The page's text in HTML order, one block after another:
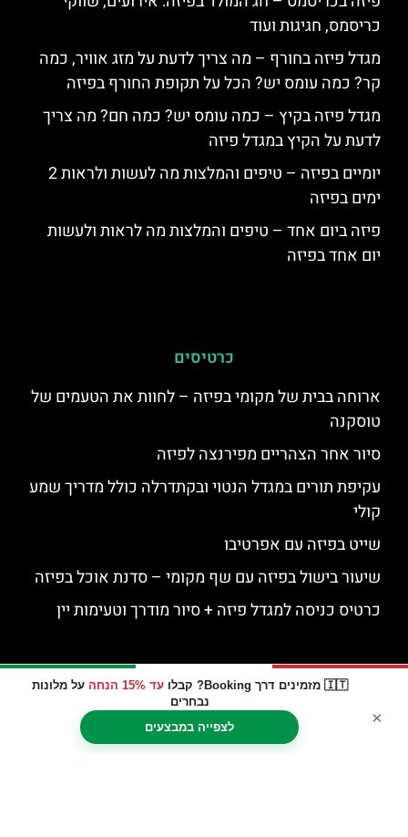
🇮🇹 מזמינים דרך Booking? קבלו עד 15% הנחה
על מלונות
נבחרים
לצפייה במבצעים
×
כריסמס, חגיגות ועוד
מגדל פיזה בחורף – מה צריך לדעת על מזג אוויר, כמה
קר? כמה עומס יש? הכל על תקופת החורף בפיזה
מגדל פיזה בקיץ – כמה עומס יש? כמה חם? מה צריך
לדעת על הקיץ במגדל פיזה
יומיים בפיזה – טיפים והמלצות מה לעשות ולראות 2
ימים בפיזה
פיזה ביום אחד – טיפים והמלצות מה לראות ולעשות
יום אחד בפיזה
כרטיסים
ארוחה בבית של מקומי בפיזה – לחוות את הטעמים של
טוסקנה
סיור אחר הצהריים מפירנצה לפיזה
עקיפת תורים במגדל הנטוי ובקתדרלה כולל מדריך שמע
קולי
שייט בפיזה עם אפרטיבו
שיעור בישול בפיזה עם שף מקומי – סדנת אוכל בפיזה
כרטיס כניסה למגדל פיזה + סיור מודרך וטעימות יין